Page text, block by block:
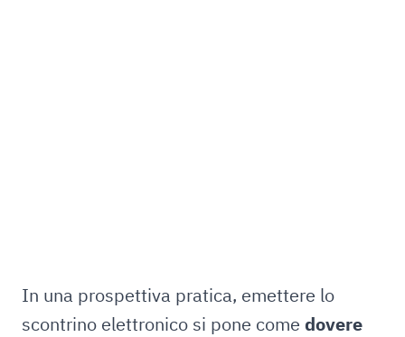
In una prospettiva pratica, emettere lo
scontrino elettronico si pone come dovere